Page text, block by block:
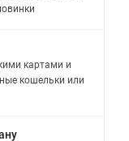
картами и
кошельки или